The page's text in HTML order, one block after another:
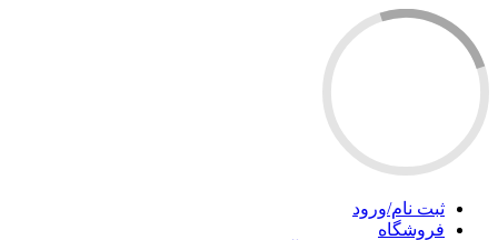
ثبت نام/ورود
فروشگاه